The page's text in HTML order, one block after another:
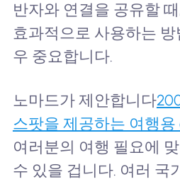
반자와 연결을 공유할
효과적으로 사용하는 방
우 중요합니다.
노마드가 제안합니다
스팟을 제공하는 여행용
여러분의 여행 필요에
수 있을 겁니다. 여러 국